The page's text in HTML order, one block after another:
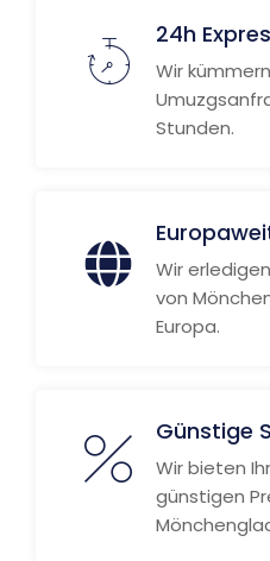
24h
Wir
Stunden.
Wir
von
Europa.
Günstige
Wir bieten
günstigen